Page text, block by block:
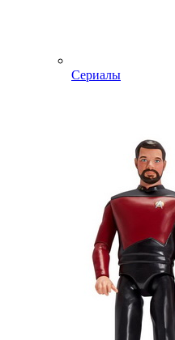
Сериалы